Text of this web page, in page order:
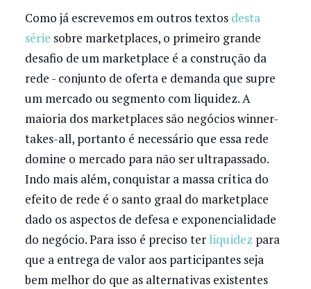
Como já escrevemos em outros textosdesta
série sobre marketplaces, o primeiro grande
desafio de um marketplace é a construção da
rede - conjunto de oferta e demanda que supre
um mercado ou segmento com liquidez. A
maioria dos marketplaces são negócios winner-
takes-all, portanto é necessário que essa rede
domine o mercado para não ser ultrapassado.
Indo mais além, conquistar a massa crítica do
efeito de rede é o santo graal do marketplace
dado os aspectos de defesa e exponencialidade
do negócio. Para isso é preciso ter liquidez para
que a entrega de valor aos participantes seja
bem melhor do que as alternativas existentes